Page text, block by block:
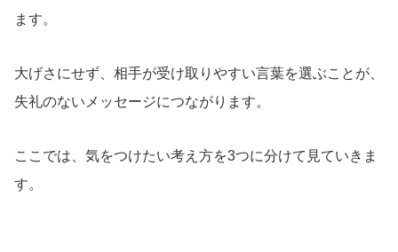
ます。
大げさにせず、相手が受け取りやすい言葉を選ぶことが、
失礼のないメッセージにつながります。
ここでは、気をつけたい考え方を3つに分けて見ていきま
す。